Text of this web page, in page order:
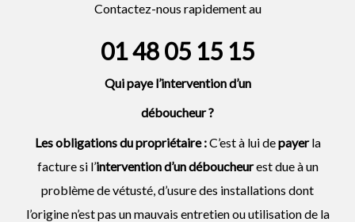
Contactez-nous rapidement au
01 48 05 15 15
Qui paye l’intervention d’un
déboucheur?
Les obligations du propriétaire :C’est à lui depayerla
facture si l’intervention d’undéboucheurest due à un
problème de vétusté, d’usure des installations dont
l’origine n’est pas un mauvais entretien ou utilisation de la